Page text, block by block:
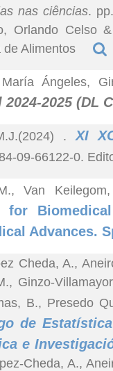
nas ciências.
Orlando Celso
Alimentos
Ángeles,
2025 (DL
.XI
09-66122-0.
Van
for
Advances.
Cheda, A.,
Ginzo-
B., Presedo
de
e
Cheda, A.,